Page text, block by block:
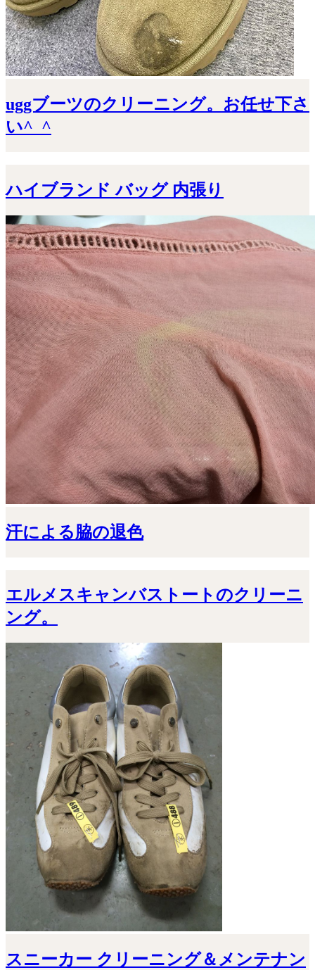
uggブーツのクリーニング。お任せ下さ
い^_^
ハイブランド バッグ 内張り
汗による脇の退色
エルメスキャンバストートのクリーニ
ング。
スニーカー クリーニング＆メンテナン